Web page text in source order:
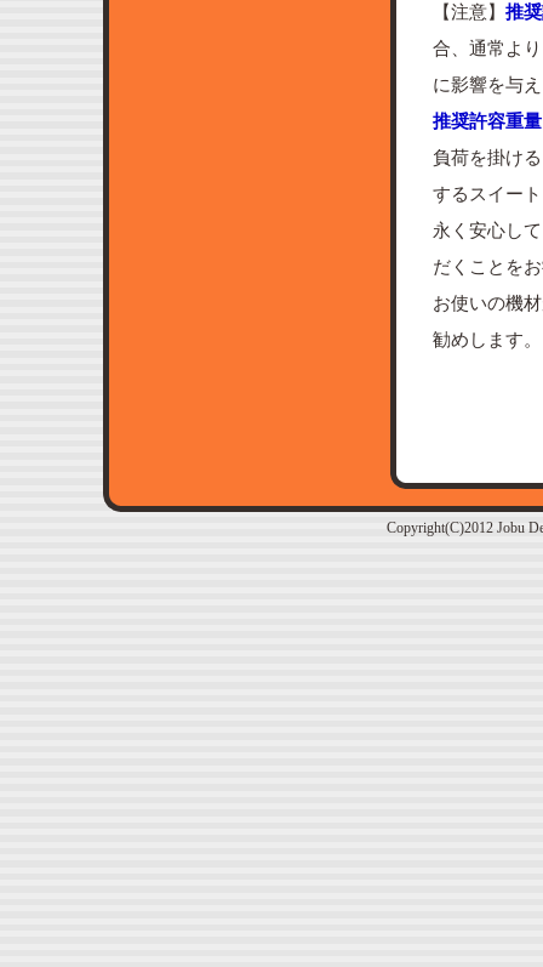
【注意】 推
合、通常よ
に影響を与
推奨許容重量
負荷を掛け
するスイー
永く安心し
だくことを
お使いの機
勧めします。
Copyright(C)2012 Jobu